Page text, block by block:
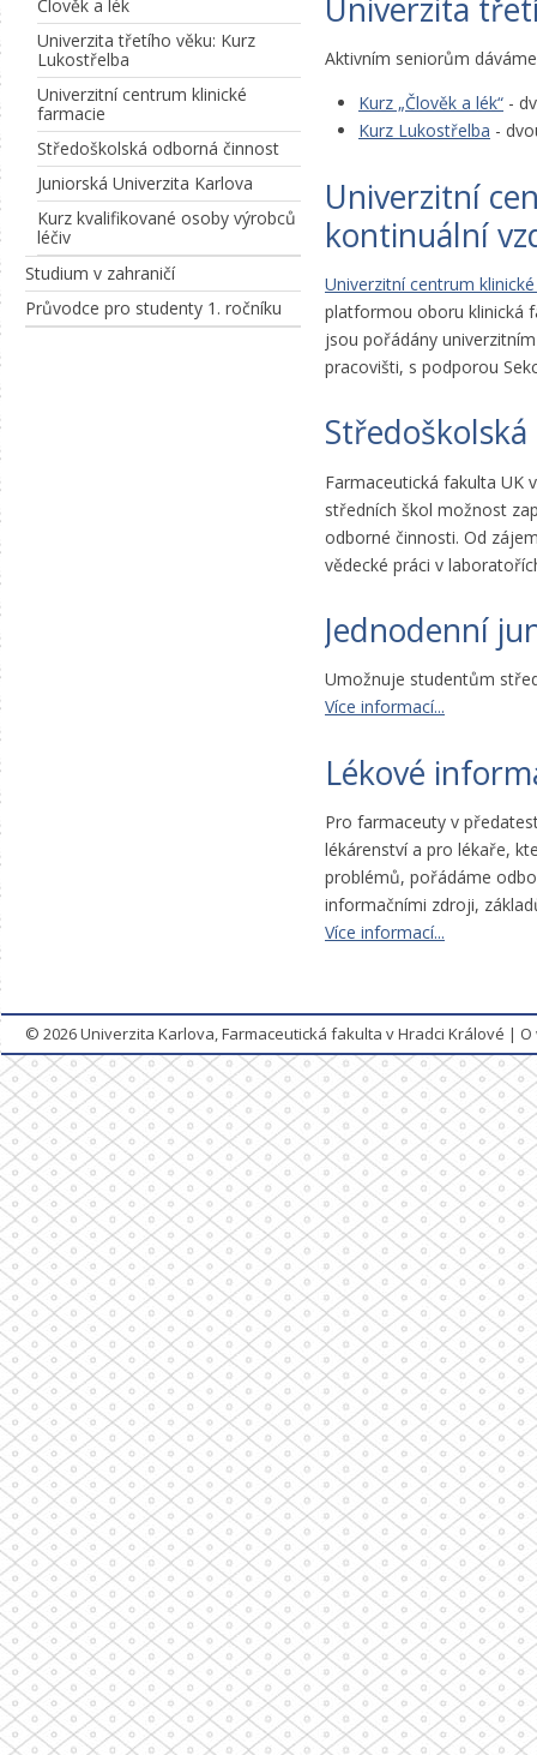
Člověk a lék
Univerzita třetího věku: Kurz
Lukostřelba
Univerzitní centrum klinické
farmacie
Středoškolská odborná činnost
Juniorská Univerzita Karlova
Kurz kvalifikované osoby výrobců
léčiv
Studium v zahraničí
Průvodce pro studenty 1. ročníku
Univerzita
Aktivním seniorům
Kurz „Člověk a lék“ -
Kurz Lukostřelba -
Univerzitní
kontinuální
Univerzitní centrum
platformou oboru klinická
jsou pořádány
pracovišti, s podporou
Farmaceutická fakulta UK
středních škol možnost
odborné činnosti. Od
vědecké práci v
Jednodenní
Umožnuje studentům
Více informací...
Lékové
Pro farmaceuty v
lékárenství a pro lékaře,
problémů, pořádáme
informačními zdroji,
Více informací...
© 2026Univerzita Karlova, Farmaceutická fakulta v Hradci Králové |